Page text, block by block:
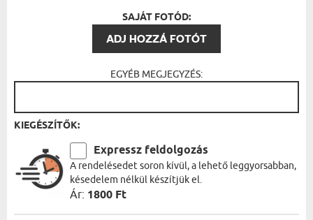
SAJÁT FOTÓD:
ADJ HOZZÁ FOTÓT
EGYÉB MEGJEGYZÉS:
KIEGÉSZÍTŐK:
Expressz feldolgozás
A rendelésedet soron kívül, a lehető leggyorsabban,
késedelem nélkül készítjük el.
Ár: 1800 Ft